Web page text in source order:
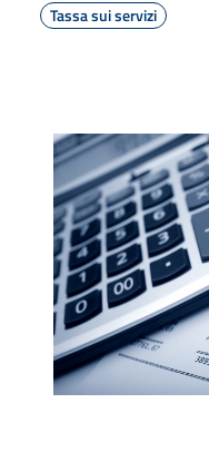
Tassa sui servizi